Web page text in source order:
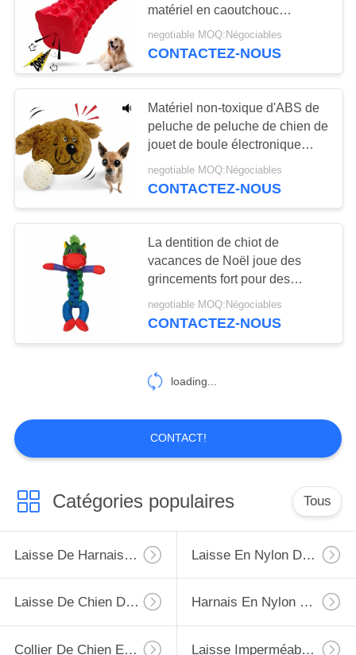
laisse escamotable
de chien
Laisses faites main
de cuir de chien
36
clignotant de chien
Collier de harnais
de chat
49
matériel en caoutchouc
écologique de pouce 6.5*2.7
negotiable MOQ:Négociables
CONTACTEZ-NOUS
Matériel non-toxique d'ABS de
peluche de peluche de chien de
jouet de boule électronique
grinçante interactive de
mouvement
negotiable MOQ:Négociables
CONTACTEZ-NOUS
La dentition de chiot de
vacances de Noël joue des
grincements fort pour des
activités en plein air
negotiable MOQ:Négociables
CONTACTEZ-NOUS
loading...
CONTACT!
Catégories populaires Tous
Laisse De Harnais De Chien Laisse En Nylon De Chien
Laisse De Chien De LED Harnais En Nylon De Chien
Collier De Chien En Nylon Mou Laisse Imperméable De Chien